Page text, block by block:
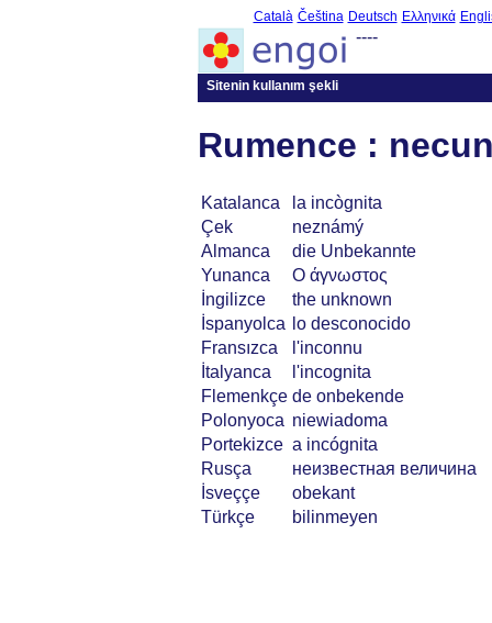
Català Čeština Deutsch Ελληνικά
----
Sitenin kullanım şekli
Rumence :
Katalanca
la incògnita
Çek
neznámý
Almanca
die Unbekannte
Yunanca
Ο άγνωστος
İngilizce
the unknown
İspanyolca
lo desconocido
Fransızca
l'inconnu
İtalyanca
l'incognita
Flemenkçe de onbekende
Polonyoca niewiadoma
Portekizce a incógnita
Rusça
неизвестная величина
İsveççe
obekant
Türkçe
bilinmeyen